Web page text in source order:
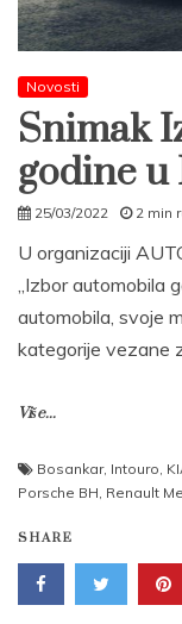
Novosti
Snimak
godine u
25/03/2022 2 min
U organizaciji
„Izbor automobila
automobila, svoje
kategorije vezane
Više...
Bosankar, Intouro,
Porsche BH, Renault
SHARE